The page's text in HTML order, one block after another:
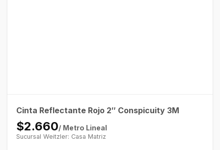
Cinta Reflectante Rojo 2″ Conspicuity 3M
$2.660/ Metro Lineal
Sucursal Weitzler: Casa Matriz